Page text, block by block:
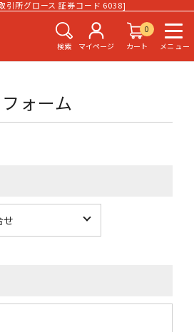
引所グロース 証券コード 6038]
検索 マイページ
0
カート
メニュー
ォーム